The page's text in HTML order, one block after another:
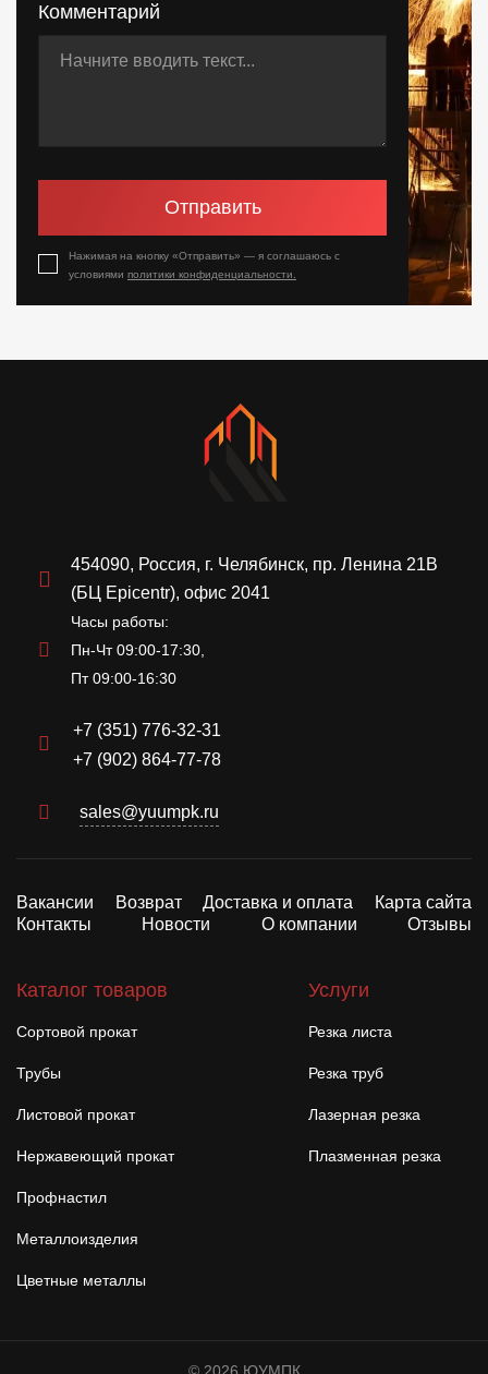
Комментарий
Отправить
Нажимая на кнопку «Отправить» — я соглашаюсь с
условиями политики конфиденциальности.
454090, Россия, г. Челябинск, пр. Ленина 21В
(БЦ Epicentr), офис 2041
Часы работы:
Пн-Чт 09:00-17:30,
Пт 09:00-16:30
+7 (351) 776-32-31
+7 (902) 864-77-78
sales@yuumpk.ru
Вакансии Возврат Доставка и оплата
Карта сайта
Контакты
Новости О компании Отзывы
Каталог товаров
Сортовой прокат
Трубы
Листовой прокат
Нержавеющий прокат
Профнастил
Металлоизделия
Цветные металлы
Услуги
Резка листа
Резка труб
Лазерная резка
Плазменная резка